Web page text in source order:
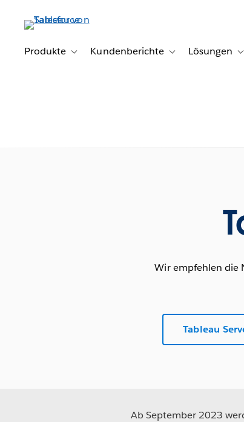
Produkte
Toggle sub-navigation for Produkte
Kundenberichte Toggle sub-
Lösungen
Wir empfehlen die
Tableau
Ab September 2023